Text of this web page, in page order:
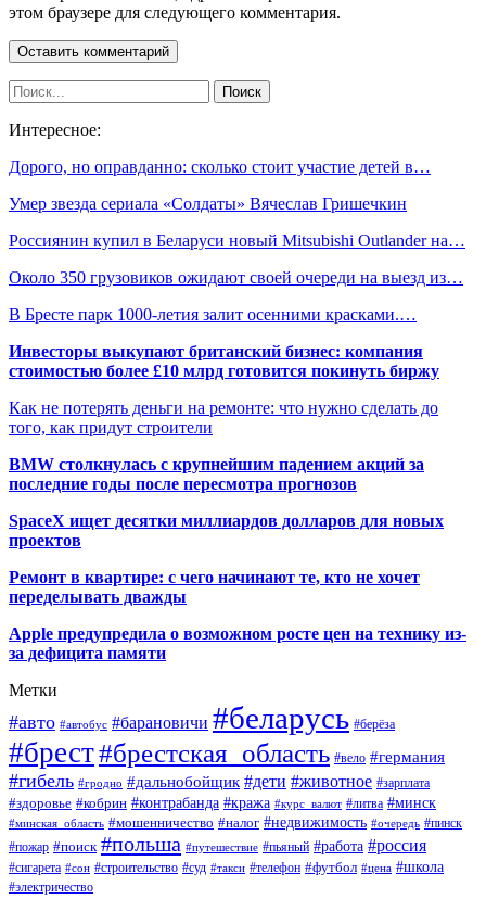
этом браузере для следующего комментария.
Интересное:
Дорого, но оправданно: сколько стоит участие детей в…
Умер звезда сериала «Солдаты» Вячеслав Гришечкин
Россиянин купил в Беларуси новый Mitsubishi Outlander на…
Около 350 грузовиков ожидают своей очереди на выезд из…
В Бресте парк 1000-летия залит осенними красками.…
Инвесторы выкупают британский бизнес: компания
стоимостью более £10 млрд готовится покинуть биржу
Как не потерять деньги на ремонте: что нужно сделать до
того, как придут строители
BMW столкнулась с крупнейшим падением акций за
последние годы после пересмотра прогнозов
SpaceX ищет десятки миллиардов долларов для новых
проектов
Ремонт в квартире: с чего начинают те, кто не хочет
переделывать дважды
Apple предупредила о возможном росте цен на технику из-
за дефицита памяти
Метки
#авто #автобус #барановичи #беларусь #берёза
#брест#брестская_область #вело #германия
#гибель #гродно #дальнобойщик #дети #животное #зарплата
#здоровье #кобрин #контрабанда #кража #курс_валют #литва #минск
#минская_область #мошенничество #налог #недвижимость #очередь #пинск
#пожар #поиск #польша #путешествие #пьяный #работа #россия
#сигарета #сон #строительство #суд #такси #телефон #футбол #цена #школа
#электричество